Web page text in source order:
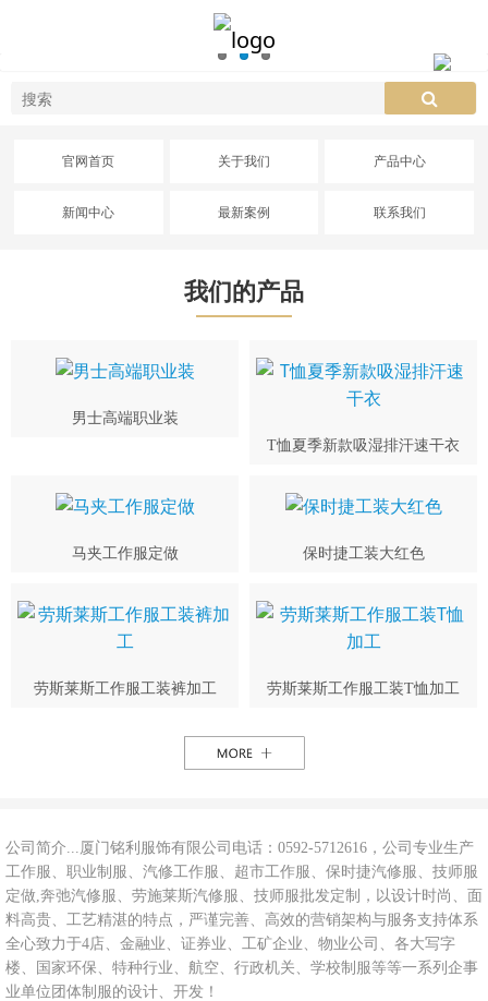
官网首页 关于我们 产品中心
新闻中心 最新案例 联系我们
我们的产品
男士高端职业装
T恤夏季新款吸湿排汗速干衣
马夹工作服定做 保时捷工装大红色
劳斯莱斯工作服工装裤加工 劳斯莱斯工作服工装T恤加工
公司简介...厦门铭利服饰有限公司电话：0592-5712616，公司专业生产
工作服、职业制服、汽修工作服、超市工作服、保时捷汽修服、技师服
定做,奔弛汽修服、劳施莱斯汽修服、技师服批发定制，以设计时尚、面
料高贵、工艺精湛的特点，严谨完善、高效的营销架构与服务支持体系
全心致力于4店、金融业、证券业、工矿企业、物业公司、各大写字
楼、国家环保、特种行业、航空、行政机关、学校制服等等一系列企事
业单位团体制服的设计、开发！